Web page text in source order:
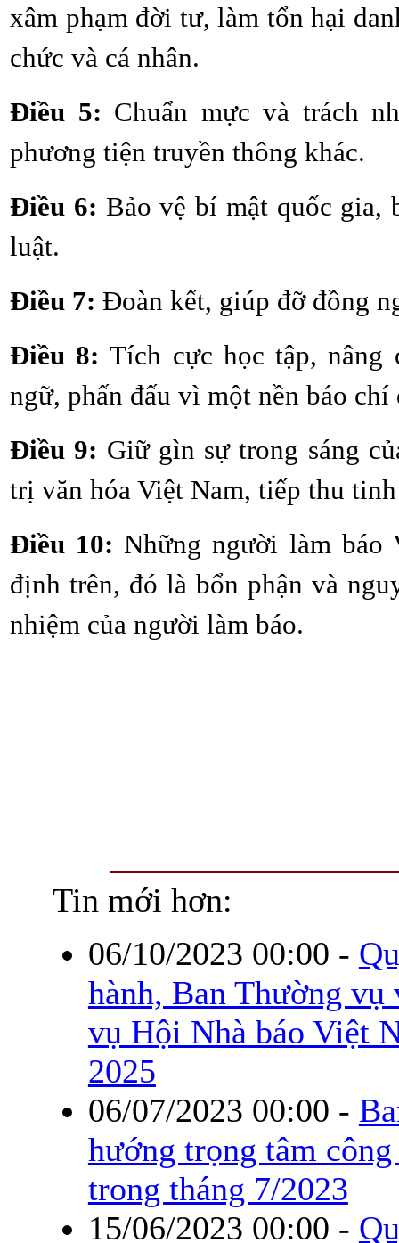
xâm phạm đời tư, làm tổn hại
chức và cá nhân.
Điều 5: Chuẩn mực và trách
phương tiện truyền thông khác.
Điều 6: Bảo vệ bí mật quốc gia,
luật.
Điều 7: Đoàn kết, giúp đỡ đồng
Điều 8: Tích cực học tập,
ngữ, phấn đấu vì một nền báo
Điều 9: Giữ gìn sự trong sáng
trị văn hóa Việt Nam, tiếp thu
Điều 10: Những người làm báo
định trên, đó là bổn phận và
nhiệm của người làm báo.
Tin mới hơn:
06/10/2023 00:00 -
hành, Ban Thường
vụ Hội Nhà báo Việt
2025
06/07/2023 00:00 -
hướng trọng tâm
trong tháng 7/2023
15/06/2023 00:00 -